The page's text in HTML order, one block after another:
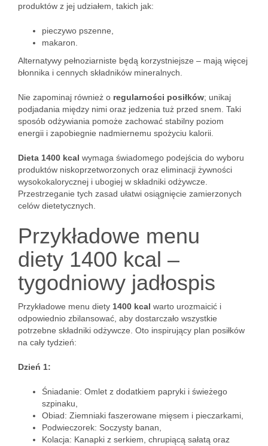
produktów z jej udziałem, takich jak:
pieczywo pszenne,
makaron.
Alternatywy pełnoziarniste będą korzystniejsze – mają więcej
błonnika i cennych składników mineralnych.
Nie zapominaj również o regularności posiłków; unikaj
podjadania między nimi oraz jedzenia tuż przed snem. Taki
sposób odżywiania pomoże zachować stabilny poziom
energii i zapobiegnie nadmiernemu spożyciu kalorii.
Dieta 1400 kcal wymaga świadomego podejścia do wyboru
produktów niskoprzetworzonych oraz eliminacji żywności
wysokokalorycznej i ubogiej w składniki odżywcze.
Przestrzeganie tych zasad ułatwi osiągnięcie zamierzonych
celów dietetycznych.
Przykładowe menu
diety 1400 kcal –
tygodniowy jadłospis
Przykładowe menu diety 1400 kcal warto urozmaicić i
odpowiednio zbilansować, aby dostarczało wszystkie
potrzebne składniki odżywcze. Oto inspirujący plan posiłków
na cały tydzień:
Dzień 1:
Śniadanie: Omlet z dodatkiem papryki i świeżego
szpinaku,
Obiad: Ziemniaki faszerowane mięsem i pieczarkami,
Podwieczorek: Soczysty banan,
Kolacja: Kanapki z serkiem, chrupiącą sałatą oraz